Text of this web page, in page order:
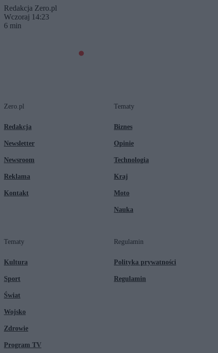
Redakcja Zero.pl
Wczoraj 14:23
6 min
Zero.pl
Redakcja
Newsletter
Newsroom
Reklama
Kontakt
Tematy
Biznes
Opinie
Technologia
Kraj
Moto
Nauka
Tematy
Kultura
Sport
Świat
Wojsko
Zdrowie
Program TV
Regulamin
Polityka prywatności
Regulamin